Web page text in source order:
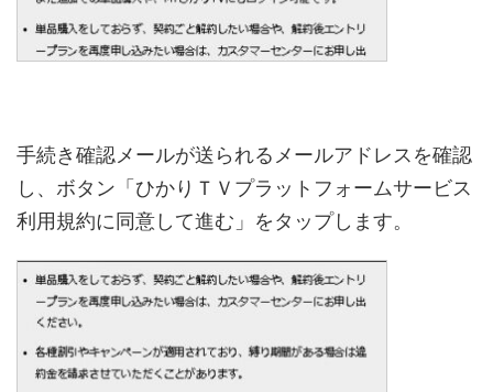
手続き確認メールが送られるメールアドレスを確認
し、ボタン「ひかりＴＶプラットフォームサービス
利用規約に同意して進む」をタップします。